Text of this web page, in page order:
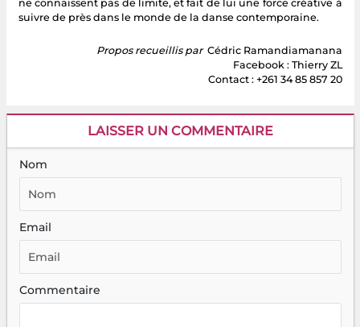
ne connaissent pas de limite, et fait de lui une force créative à
suivre de près dans le monde de la danse contemporaine.
Propos recueillis parCédric Ramandiamanana
Facebook : Thierry ZL
Contact : +261 34 85 857 20
LAISSER UN COMMENTAIRE
Nom
Email
Commentaire